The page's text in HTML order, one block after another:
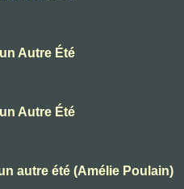
Autre Été
Autre Été
autre été (Amélie Poulain)